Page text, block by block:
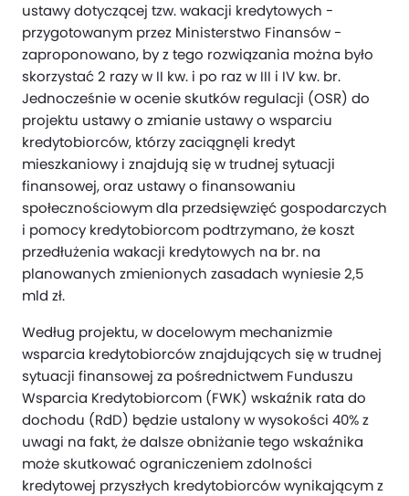
ustawy dotyczącej tzw. wakacji kredytowych -
przygotowanym przez Ministerstwo Finansów -
zaproponowano, by z tego rozwiązania można było
skorzystać 2 razy w II kw. i po raz w III i IV kw. br.
Jednocześnie w ocenie skutków regulacji (OSR) do
projektu ustawy o zmianie ustawy o wsparciu
kredytobiorców, którzy zaciągnęli kredyt
mieszkaniowy i znajdują się w trudnej sytuacji
finansowej, oraz ustawy o finansowaniu
społecznościowym dla przedsięwzięć gospodarczych
i pomocy kredytobiorcom podtrzymano, że koszt
przedłużenia wakacji kredytowych na br. na
planowanych zmienionych zasadach wyniesie 2,5
mld zł.
Według projektu, w docelowym mechanizmie
wsparcia kredytobiorców znajdujących się w trudnej
sytuacji finansowej za pośrednictwem Funduszu
Wsparcia Kredytobiorcom (FWK) wskaźnik rata do
dochodu (RdD) będzie ustalony w wysokości 40% z
uwagi na fakt, że dalsze obniżanie tego wskaźnika
może skutkować ograniczeniem zdolności
kredytowej przyszłych kredytobiorców wynikającym z